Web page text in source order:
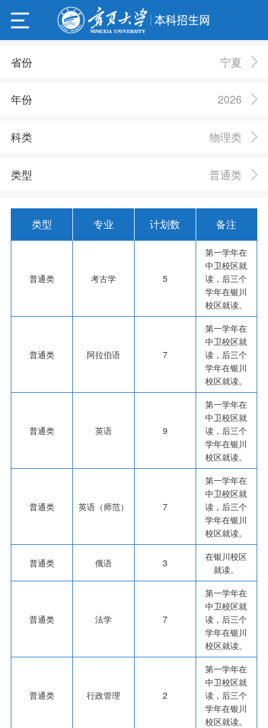
省份 宁夏
年份 2026
科类 物理类
类型 普通类
类型 专业 计划数 备注
普通类 考古学 5
第一学年在
中卫校区就
读，后三个
学年在银川
校区就读。
普通类 阿拉伯语 7
第一学年在
中卫校区就
读，后三个
学年在银川
校区就读。
普通类 英语 9
第一学年在
中卫校区就
读，后三个
学年在银川
校区就读。
普通类 英语（师范） 7
第一学年在
中卫校区就
读，后三个
学年在银川
校区就读。
普通类 俄语 3
在银川校区
就读。
普通类 法学 7
第一学年在
中卫校区就
读，后三个
学年在银川
校区就读。
普通类 行政管理 2
第一学年在
中卫校区就
读，后三个
学年在银川
校区就读。